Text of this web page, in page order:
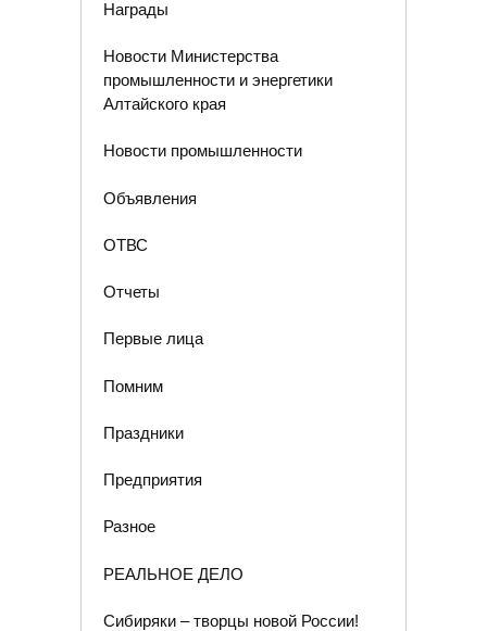
Награды
Новости Министерства
промышленности и энергетики
Алтайского края
Новости промышленности
Объявления
ОТВС
Отчеты
Первые лица
Помним
Праздники
Предприятия
Разное
РЕАЛЬНОЕ ДЕЛО
Сибиряки – творцы новой России!